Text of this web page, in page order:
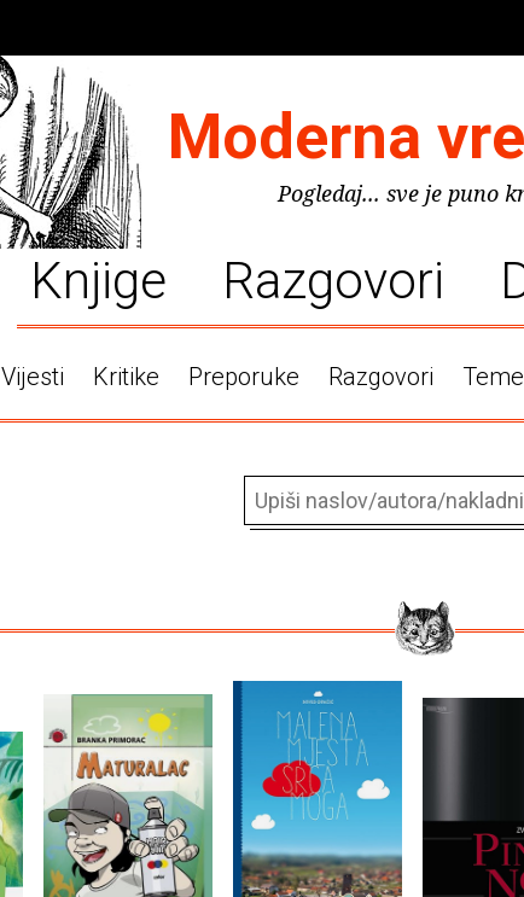
Moderna
Pogledaj... sve je puno
Knjige Razgovori
Vijesti Kritike Preporuke Razgovori Teme